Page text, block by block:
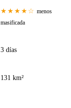
★★★★☆ menos
masificada
3 días
131 km²